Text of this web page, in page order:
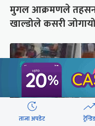
मुगल आक्रमणले
खाल्डोले कसरी
ताजा अपडेट